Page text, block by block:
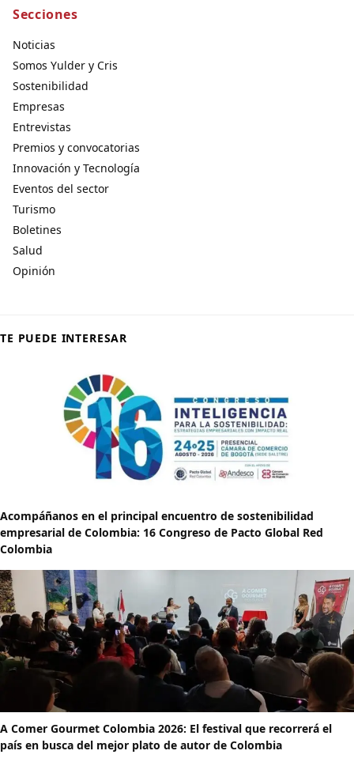
Secciones
Noticias
Somos Yulder y Cris
Sostenibilidad
Empresas
Entrevistas
Premios y convocatorias
Innovación y Tecnología
Eventos del sector
Turismo
Boletines
Salud
Opinión
TE PUEDE INTERESAR
Acompáñanos en el principal encuentro de sostenibilidad
empresarial de Colombia: 16 Congreso de Pacto Global Red
Colombia
A Comer Gourmet Colombia 2026: El festival que recorrerá el
país en busca del mejor plato de autor de Colombia